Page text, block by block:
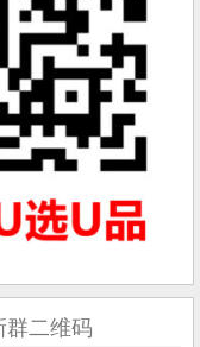
群二维码